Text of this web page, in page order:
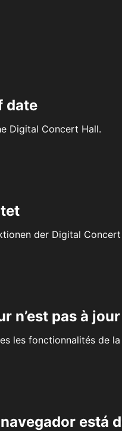
date
Digital Concert Hall.
der Digital
n’est pas à jour
les fonctionnalités de
está